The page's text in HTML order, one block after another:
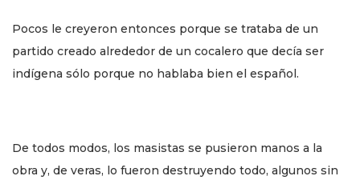
Pocos le creyeron entonces porque se trataba de un
partido creado alrededor de un cocalero que decía ser
indígena sólo porque no hablaba bien el español.
De todos modos, los masistas se pusieron manos a la
obra y, de veras, lo fueron destruyendo todo, algunos sin